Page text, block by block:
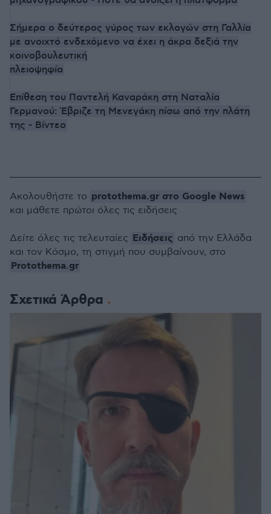
Σήμερα ο δεύτερος γύρος των εκλογών στη Γαλλία
με ανοιχτό ενδεχόμενο να έχει η άκρα δεξιά την
κοινοβουλευτική
πλειοψηφία
Επίθεση του Παντελή Καναράκη στη Ναταλία
Γερμανού: Έβριζε τη Μενεγάκη πίσω από την πλάτη
της - Βίντεο
Σχετικά Άρθρα
Ακολουθήστε το protothema.gr στο Google News
και μάθετε πρώτοι όλες τις ειδήσεις
Δείτε όλες τις τελευταίες Ειδήσεις από την Ελλάδα
και τον Κόσμο, τη στιγμή που συμβαίνουν, στο
Protothema.gr